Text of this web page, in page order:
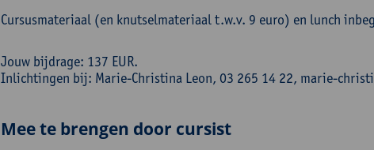
Cursusmateriaal (en knutselmateriaal t.w.v. 9 euro) en lunch
Jouw bijdrage: 137 EUR.
Inlichtingen bij: Marie-Christina Leon, 03 265 14 22, marie-
Mee te brengen door cursist